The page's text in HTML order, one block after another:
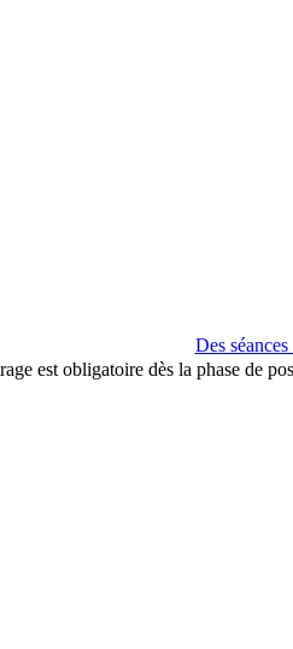
Des
est obligatoire dès la phase de